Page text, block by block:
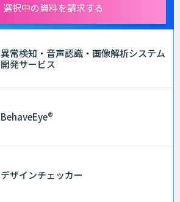
選択中の資料を請求する
異常検知・音声認識・画像解析システム
開発サービス
BehaveEye®
デザインチェッカー